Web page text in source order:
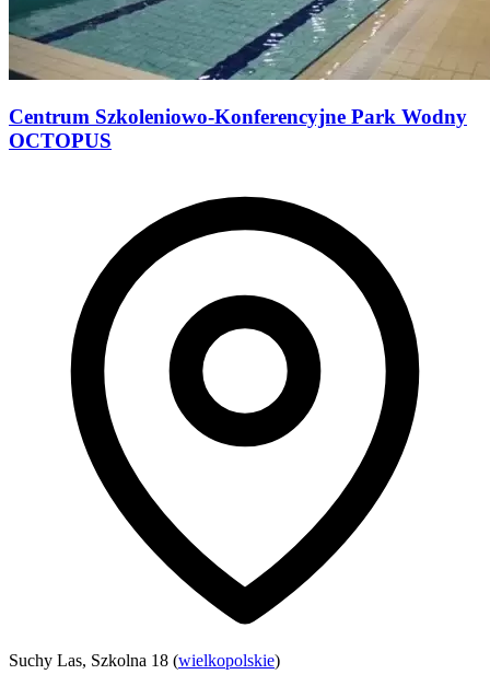
Centrum Szkoleniowo-Konferencyjne Park Wodny
OCTOPUS
Suchy Las, Szkolna 18 (wielkopolskie)